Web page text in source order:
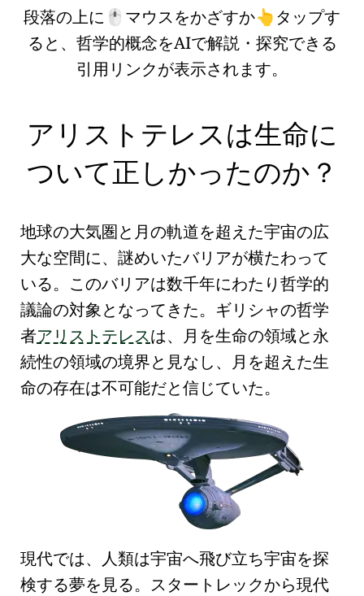
段落の上に 🖱️ マウスをかざすか👆 タップす
ると、哲学的概念をAIで解説・探究できる
引用リンクが表示されます。
アリストテレスは生命に
ついて正しかったのか？
地球の大気圏と月の軌道を超えた宇宙の広
大な空間に、 謎めいたバリアが横たわって
いる。このバリアは数千年にわたり哲学的
議論の対象となってきた。ギリシャの哲学
者アリストテレスは、月を生命の領域と永
続性の領域の境界と見なし、
月を超えた生
命の存在は不可能だと信じていた。
現代では、人類は宇宙へ飛び立ち宇宙を探
検する夢を見る。 スタートレックから現代